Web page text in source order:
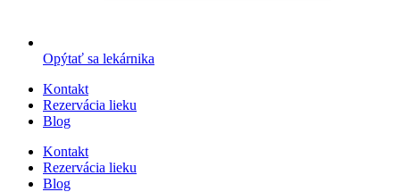
Opýtať sa lekárnika
Kontakt
Rezervácia lieku
Blog
Kontakt
Rezervácia lieku
Blog